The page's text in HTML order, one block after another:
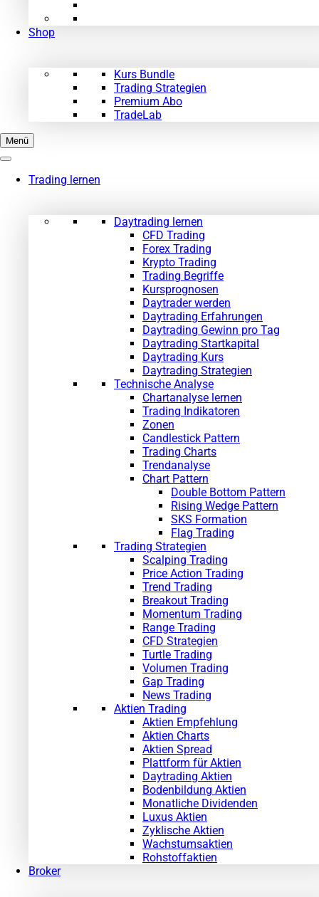
Shop
Kurs Bundle
Trading Strategien
Premium Abo
TradeLab
Menü
Trading lernen
Daytrading lernen
CFD Trading
Forex Trading
Krypto Trading
Trading Begriffe
Kursprognosen
Daytrader werden
Daytrading Erfahrungen
Daytrading Gewinn pro Tag
Daytrading Startkapital
Daytrading Kurs
Daytrading Strategien
Technische Analyse
Chartanalyse lernen
Trading Indikatoren
Zonen
Candlestick Pattern
Trading Charts
Trendanalyse
Chart Pattern
Double Bottom Pattern
Rising Wedge Pattern
SKS Formation
Flag Trading
Trading Strategien
Scalping Trading
Price Action Trading
Trend Trading
Breakout Trading
Momentum Trading
Range Trading
CFD Strategien
Turtle Trading
Volumen Trading
Gap Trading
News Trading
Aktien Trading
Aktien Empfehlung
Aktien Charts
Aktien Spread
Plattform für Aktien
Daytrading Aktien
Bodenbildung Aktien
Monatliche Dividenden
Luxus Aktien
Zyklische Aktien
Wachstumsaktien
Rohstoffaktien
Broker